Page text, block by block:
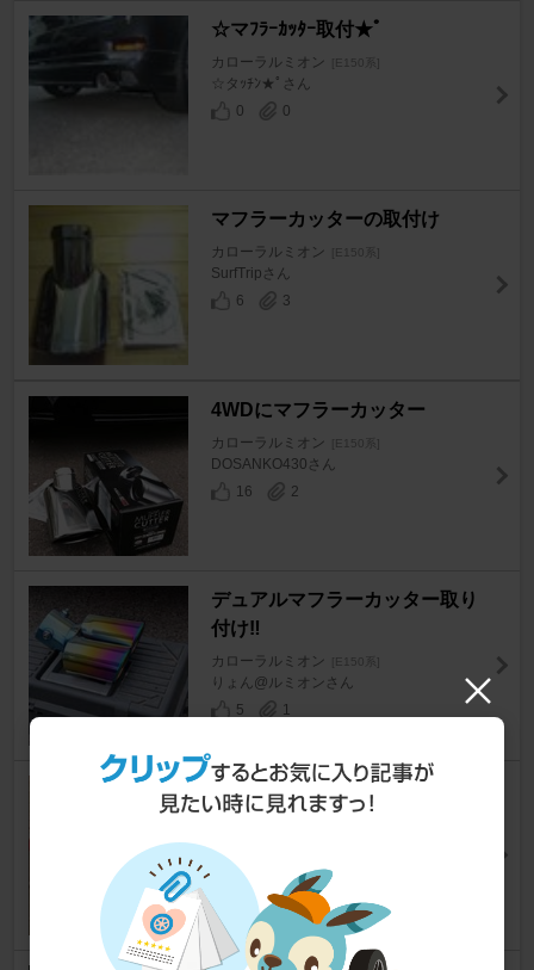
☆マﾌﾗｰｶｯﾀｰ取付★ﾟ
カローラルミオン [E150系]
☆タｯﾁﾝ★ﾟさん
0
0
マフラーカッターの取付け
カローラルミオン [E150系]
SurfTripさん
6
3
4WDにマフラーカッター
カローラルミオン [E150系]
DOSANKO430さん
16
2
デュアルマフラーカッター取り
付け‼
カローラルミオン [E150系]
りょん@ルミオンさん
5
1
柿本マフラー延長❗
9